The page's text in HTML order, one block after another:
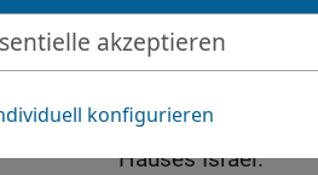
ihnen: Nahe
jeden Vision
Denn es wird
irgendeine
Hauses Israel.